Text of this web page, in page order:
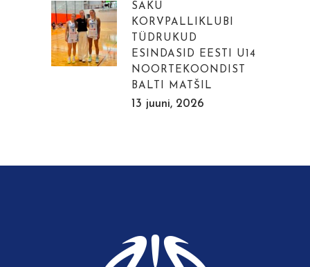
SAKU
KORVPALLIKLUBI
TÜDRUKUD
ESINDASID EESTI U14
NOORTEKOONDIST
BALTI MATŠIL
13 juuni, 2026